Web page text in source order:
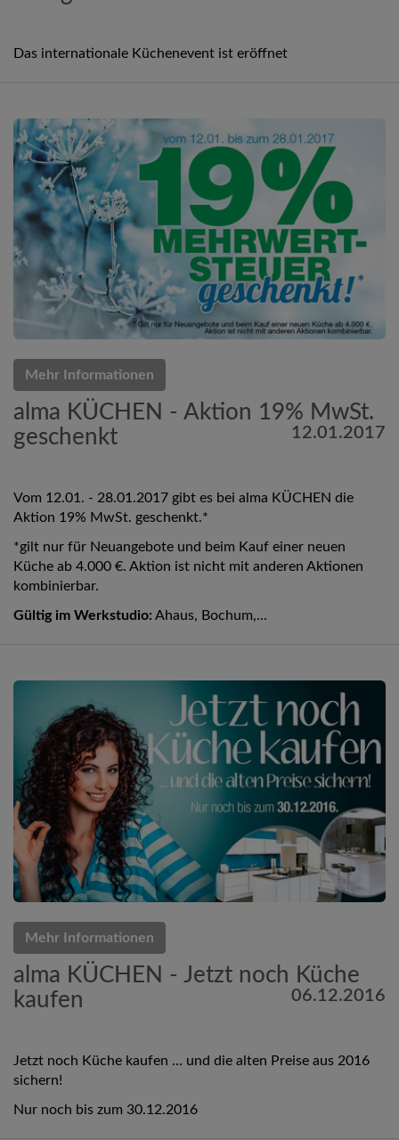
Das internationale Küchenevent ist eröffnet
Mehr Informationen
alma KÜCHEN - Aktion 19% MwSt.
geschenkt
12.01.2017
Vom 12.01. - 28.01.2017 gibt es bei alma KÜCHEN die
Aktion 19% MwSt. geschenkt.*
*gilt nur für Neuangebote und beim Kauf einer neuen
Küche ab 4.000 €. Aktion ist nicht mit anderen Aktionen
kombinierbar.
Gültig im Werkstudio: Ahaus, Bochum,...
Mehr Informationen
alma KÜCHEN - Jetzt noch Küche
kaufen
06.12.2016
Jetzt noch Küche kaufen ... und die alten Preise aus 2016
sichern!
Nur noch bis zum 30.12.2016